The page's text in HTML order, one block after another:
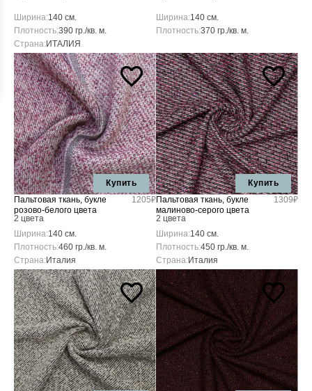
Ширина:140 см.
Плотность:390 гр./кв. м.
Страна:ИТАЛИЯ
Ширина:140 см.
Плотность:370 гр./кв. м.
Купить
Пальтовая ткань, букле
розово-белого цвета
2 цвета
1205₽
Ширина:140 см.
Плотность:460 гр./кв. м.
Страна:Италия
Купить
Пальтовая ткань, букле
малиново-серого цвета
2 цвета
1309₽
Ширина:140 см.
Плотность:450 гр./кв. м.
Страна:Италия